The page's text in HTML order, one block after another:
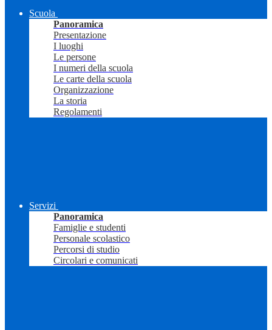
Scuola
Panoramica
Presentazione
I luoghi
Le persone
I numeri della scuola
Le carte della scuola
Organizzazione
La storia
Regolamenti
Servizi
Panoramica
Famiglie e studenti
Personale scolastico
Percorsi di studio
Circolari e comunicati